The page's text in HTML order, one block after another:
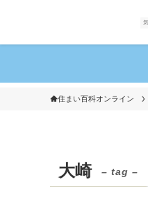
住まい百科オンライン
大崎 – tag –